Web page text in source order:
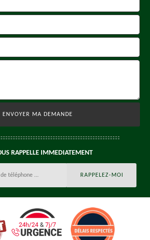
RAPPELLE IMMEDIATEMENT